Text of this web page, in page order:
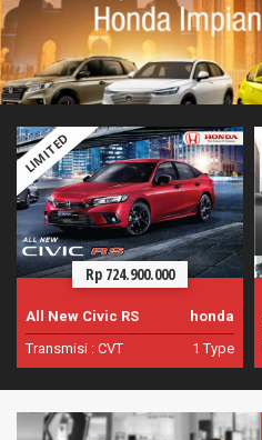
LIMITED
Rp 724.900.000
All New Civic RS
honda
Transmisi : CVT 1 Type